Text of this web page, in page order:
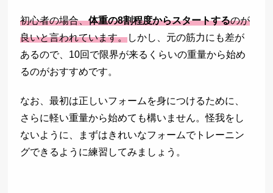
初心者の場合、体重の8割程度からスタートするのが
良いと言われています。しかし、元の筋力にも差が
あるので、10回で限界が来るくらいの重量から始め
るのがおすすめです。
なお、最初は正しいフォームを身につけるために、
さらに軽い重量から始めても構いません。怪我をし
ないように、まずはきれいなフォームでトレーニン
グできるように練習してみましょう。